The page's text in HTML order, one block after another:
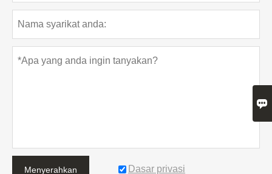
Menyerahkan Dasar privasi
